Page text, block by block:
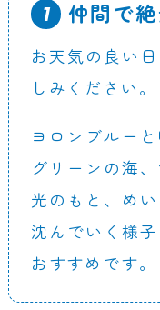
仲間で
お天気の良い
しみください。
ヨロンブルー
グリーンの海
光のもと、め
沈んでいく様
おすすめです。